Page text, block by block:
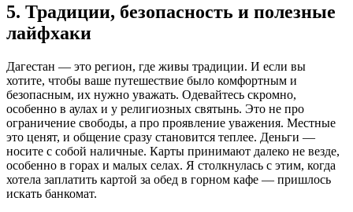
5. Традиции, безопасность и полезные
лайфхаки
Дагестан — это регион, где живы традиции. И если вы
хотите, чтобы ваше путешествие было комфортным и
безопасным, их нужно уважать. Одевайтесь скромно,
особенно в аулах и у религиозных святынь. Это не про
ограничение свободы, а про проявление уважения. Местные
это ценят, и общение сразу становится теплее. Деньги —
носите с собой наличные. Карты принимают далеко не везде,
особенно в горах и малых селах. Я столкнулась с этим, когда
хотела заплатить картой за обед в горном кафе — пришлось
искать банкомат.